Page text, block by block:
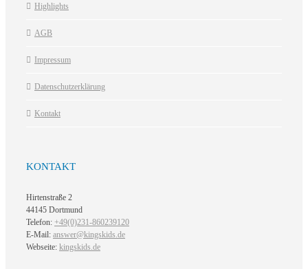
Highlights
AGB
Impressum
Datenschutzerklärung
Kontakt
KONTAKT
Hirtenstraße 2
44145 Dortmund
Telefon: +49(0)231-860239120
E-Mail: answer@kingskids.de
Webseite: kingskids.de